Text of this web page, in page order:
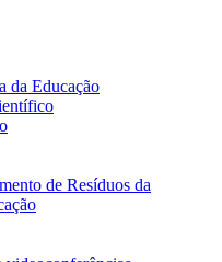
da Educação
de Resíduos da